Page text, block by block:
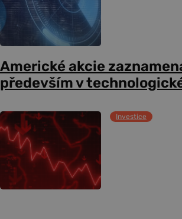
Americké akcie
především v
Investice